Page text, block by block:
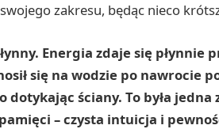
zakresu, będąc nieco
Energia zdaje się płynnie
się na wodzie po nawrocie
dotykając ściany. To była
– czysta intuicja i